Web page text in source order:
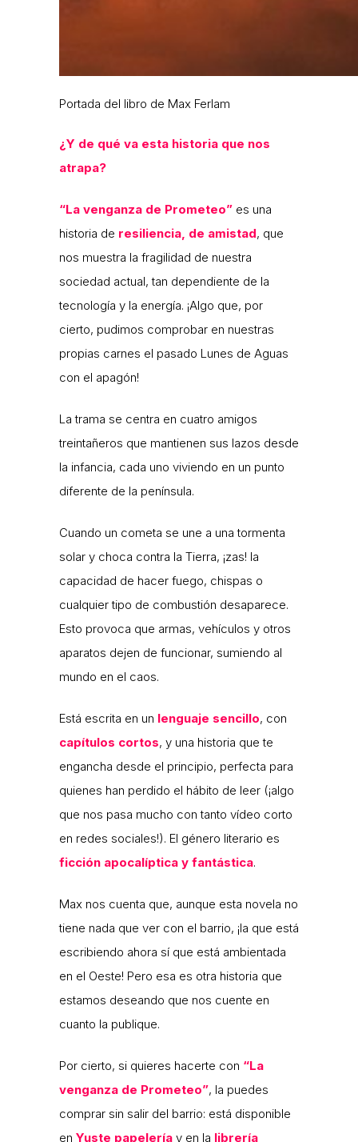
Portada del libro de Max Ferlam
¿Y de qué va esta historia que nos
atrapa?
“La venganza de Prometeo” es una
historia de resiliencia, de amistad, que
nos muestra la fragilidad de nuestra
sociedad actual, tan dependiente de la
tecnología y la energía. ¡Algo que, por
cierto, pudimos comprobar en nuestras
propias carnes el pasado Lunes de Aguas
con el apagón!
La trama se centra en cuatro amigos
treintañeros que mantienen sus lazos desde
la infancia, cada uno viviendo en un punto
diferente de la península.
Cuando un cometa se une a una tormenta
solar y choca contra la Tierra, ¡zas! la
capacidad de hacer fuego, chispas o
cualquier tipo de combustión desaparece.
Esto provoca que armas, vehículos y otros
aparatos dejen de funcionar, sumiendo al
mundo en el caos.
Está escrita en un lenguaje sencillo, con
capítulos cortos, y una historia que te
engancha desde el principio, perfecta para
quienes han perdido el hábito de leer (¡algo
que nos pasa mucho con tanto vídeo corto
en redes sociales!). El género literario es
ficción apocalíptica y fantástica.
Max nos cuenta que, aunque esta novela no
tiene nada que ver con el barrio, ¡la que está
escribiendo ahora sí que está ambientada
en el Oeste! Pero esa es otra historia que
estamos deseando que nos cuente en
cuanto la publique.
Por cierto, si quieres hacerte con “La
venganza de Prometeo”, la puedes
comprar sin salir del barrio: está disponible
en Yuste papelería y en la librería